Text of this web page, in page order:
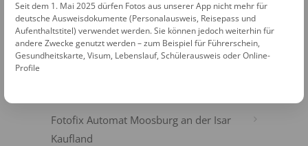
Fotofix Automat Moosburg an der Isar
Kaufland
Seit dem 1. Mai 2025 dürfen Fotos aus unserer App nicht mehr für
deutsche Ausweisdokumente (Personalausweis, Reisepass und
Aufenthaltstitel) verwendet werden. Sie können jedoch weiterhin für
andere Zwecke genutzt werden – zum Beispiel für Führerschein,
Gesundheitskarte, Visum, Lebenslauf, Schülerausweis oder Online-
Profile